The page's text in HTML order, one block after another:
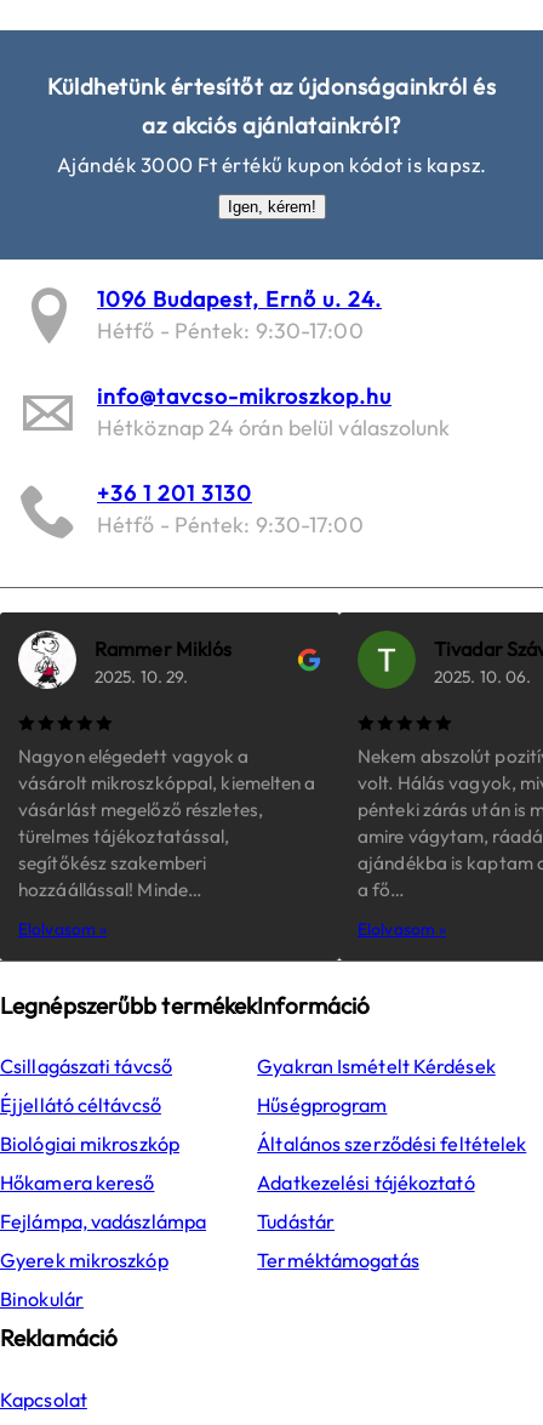
Küldhetünk értesítőt az újdonságainkról és
az akciós ajánlatainkról?
Ajándék 3000 Ft értékű kupon kódot is kapsz.
Igen, kérem!
1096 Budapest, Ernő u. 24.
Hétfő - Péntek: 9:30-17:00
info@tavcso-mikroszkop.hu
Hétköznap 24 órán belül válaszolunk
+36 1 201 3130
Hétfő - Péntek: 9:30-17:00
Rammer Miklós
2025. 10. 29.
Nagyon elégedett vagyok a
vásárolt mikroszkóppal, kiemelten a
vásárlást megelőző részletes,
türelmes tájékoztatással,
segítőkész szakemberi
hozzáállással! Minde…
Elolvasom »
Tivadar
2025. 10. 06.
Nekem abszolút
volt. Hálás vagyok,
pénteki zárás után is
amire vágytam,
ajándékba is kaptam
a fő…
Elolvasom »
Legnépszerűbb termékek
Csillagászati távcső
Éjjellátó céltávcső
Biológiai mikroszkóp
Hőkamera kereső
Fejlámpa, vadászlámpa
Gyerek mikroszkóp
Binokulár
Információ
Gyakran Ismételt Kérdések
Hűségprogram
Általános szerződési feltételek
Adatkezelési tájékoztató
Tudástár
Terméktámogatás
Reklamáció
Kapcsolat